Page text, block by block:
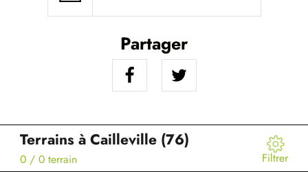
Partager
Terrains à Cailleville (76)
0 / 0 terrain Filtrer